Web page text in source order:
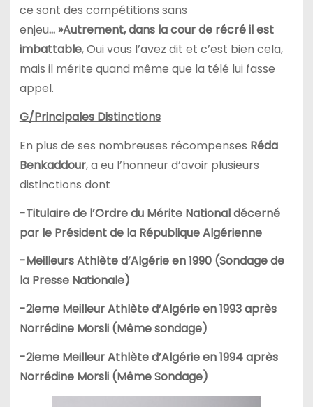
ce sont des compétitions sans
enjeu… »Autrement, dans la cour de récré il est
imbattable, Oui vous l’avez dit et c’est bien cela,
mais il mérite quand même que la télé lui fasse
appel.
G/Principales Distinctions
En plus de ses nombreuses récompenses Réda
Benkaddour, a eu l’honneur d’avoir plusieurs
distinctions dont
-Titulaire de l’Ordre du Mérite National décerné
par le Président de la République Algérienne
-Meilleurs Athlète d’Algérie en 1990 (Sondage de
la Presse Nationale)
-2ieme Meilleur Athlète d’Algérie en 1993 après
Norrédine Morsli (Même sondage)
-2ieme Meilleur Athlète d’Algérie en 1994 après
Norrédine Morsli (Même Sondage)